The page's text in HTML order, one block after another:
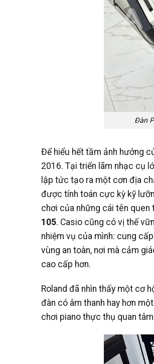
Đàn
Để hiểu hết tầm ảnh hưởng
2016. Tại triển lãm nhạc cụ
lập tức tạo ra một cơn địa
được tính toán cực kỳ kỹ
chơi của những cái tên quen
105. Casio cũng có vị thế
nhiệm vụ của mình: cung
vùng an toàn, nơi mà cảm
cao cấp hơn.
Roland đã nhìn thấy một cơ
đàn có âm thanh hay hơn
chơi piano thực thụ quan